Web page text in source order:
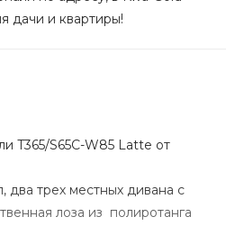
дачи и квартиры!
T365/S65C-W85 Latte от
два трех местных дивана с
лоза из полиротанга